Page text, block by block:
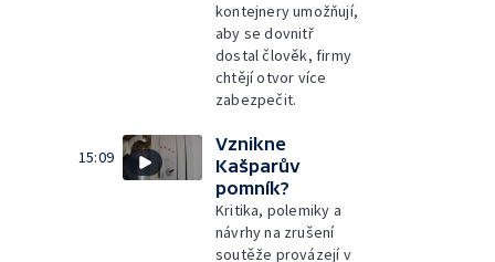
kontejnery umožňují,
aby se dovnitř
dostal člověk, firmy
chtějí otvor více
zabezpečit.
15:09
Vznikne
Kašparův
pomník?
Kritika, polemiky a
návrhy na zrušení
soutěže provázejí v